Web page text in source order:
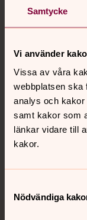
Samtycke
Vi använder
Vissa av våra
webbplatsen ska
analys och kakor
samt kakor som
länkar vidare till
kakor.
Nödvändiga
Hitta snabbt
Sociala